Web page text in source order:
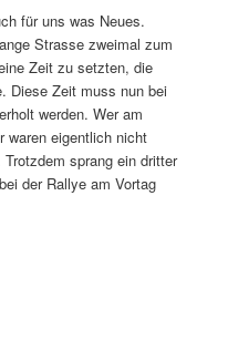
für uns was Neues.
Strasse zweimal zum
Zeit zu setzten, die
Diese Zeit muss nun bei
werden. Wer am
waren eigentlich nicht
sprang ein dritter
der Rallye am Vortag